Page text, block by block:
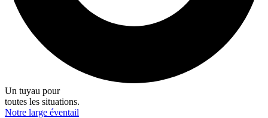
Un tuyau pour
toutes les situations.
Notre large éventail